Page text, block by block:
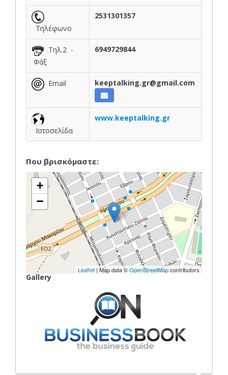
Τηλέφωνο
2531301357
Τηλ.2 -
Φάξ
6949729844
Email keeptalking.gr@gmail.com
Ιστοσελίδα
www.keeptalking.gr
Που βρισκόμαστε:
+
−
Leaflet | Map data ©OpenStreetMapcontributors
Gallery